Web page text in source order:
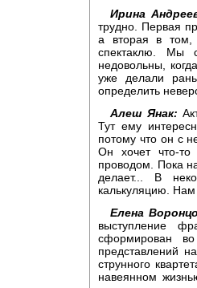
Ирина
трудно. Первая
а вторая в том,
спектаклю. Мы
недовольны,
уже делали
определить
Алеш Янак:
Тут ему
потому что он с
Он хочет что-
проводом. Пока
делает... В
калькуляцию. Нам
Елена
выступление
сформирован
представлений
струнного
навеянном